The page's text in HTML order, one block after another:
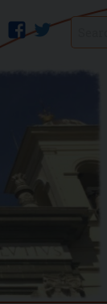
twitter
facebook